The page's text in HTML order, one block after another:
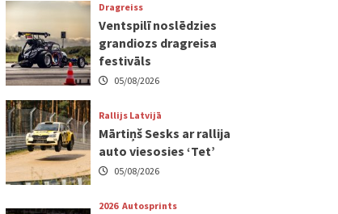
Dragreiss
Ventspilī noslēdzies
grandiozs dragreisa
festivāls
05/08/2026
Rallijs Latvijā
Mārtiņš Sesks ar rallija
auto viesosies ‘Tet’
05/08/2026
2026 Autosprints